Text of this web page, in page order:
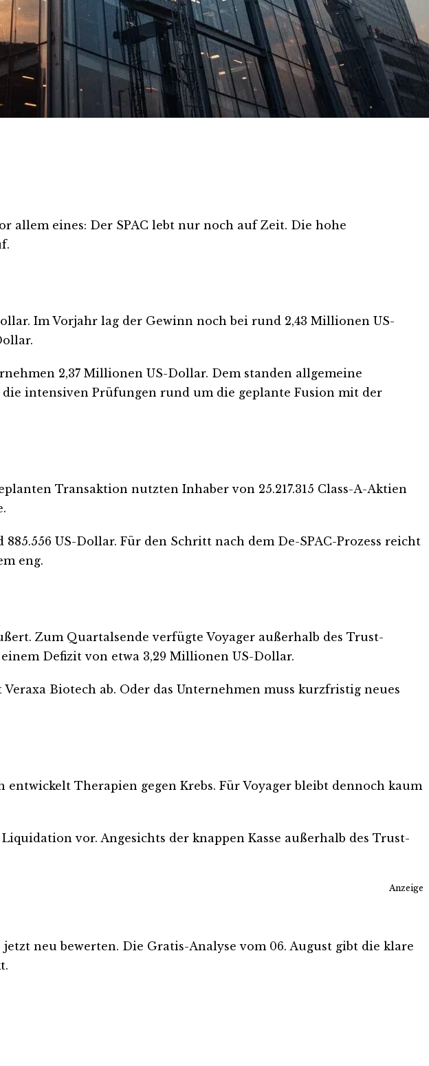
allem eines: Der SPAC lebt nur noch auf Zeit. Die hohe
Im Vorjahr lag der Gewinn noch bei rund 2,43 Millionen US-
2,37 Millionen US-Dollar. Dem standen allgemeine
intensiven Prüfungen rund um die geplante Fusion mit der
Transaktion nutzten Inhaber von 25.217.315 Class-A-Aktien
US-Dollar. Für den Schritt nach dem De-SPAC-Prozess reicht
eng.
Zum Quartalsende verfügte Voyager außerhalb des Trust-
Defizit von etwa 3,29 Millionen US-Dollar.
Biotech ab. Oder das Unternehmen muss kurzfristig neues
Therapien gegen Krebs. Für Voyager bleibt dennoch kaum
vor. Angesichts der knappen Kasse außerhalb des Trust-
Anzeige
neu bewerten. Die Gratis-Analyse vom 06. August gibt die klare